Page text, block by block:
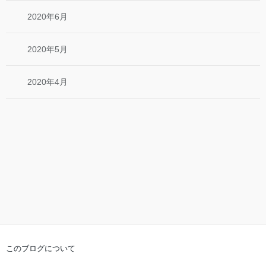
2020年6月
2020年5月
2020年4月
このブログについて